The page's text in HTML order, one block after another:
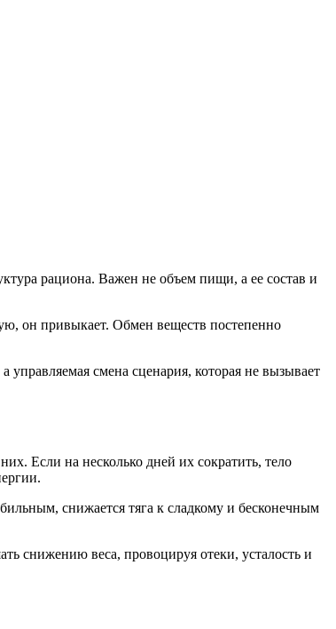
рациона. Важен не объем пищи, а ее состав и
он привыкает. Обмен веществ постепенно
смена сценария, которая не вызывает
Если на несколько дней их сократить, тело
снижается тяга к сладкому и бесконечным
снижению веса, провоцируя отеки, усталость и